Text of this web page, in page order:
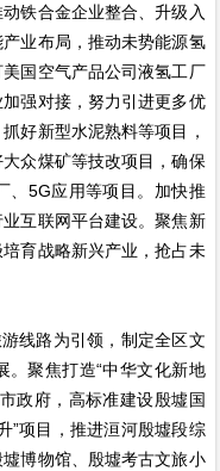
铁合金企业整合、升级入
业布局，推动未势能源氢
国空气产品公司液氢工厂
强对接，努力引进更多优
好新型水泥熟料等项目，
众煤矿等技改项目，确保
、5G应用等项目。加快推
互联网平台建设。聚焦新
育战略新兴产业，抢占未
线路为引领，制定全区文
。聚焦打造“中华文化新地
政府，高标准建设殷墟国
”项目，推进洹河殷墟段综
博物馆、殷墟考古文旅小